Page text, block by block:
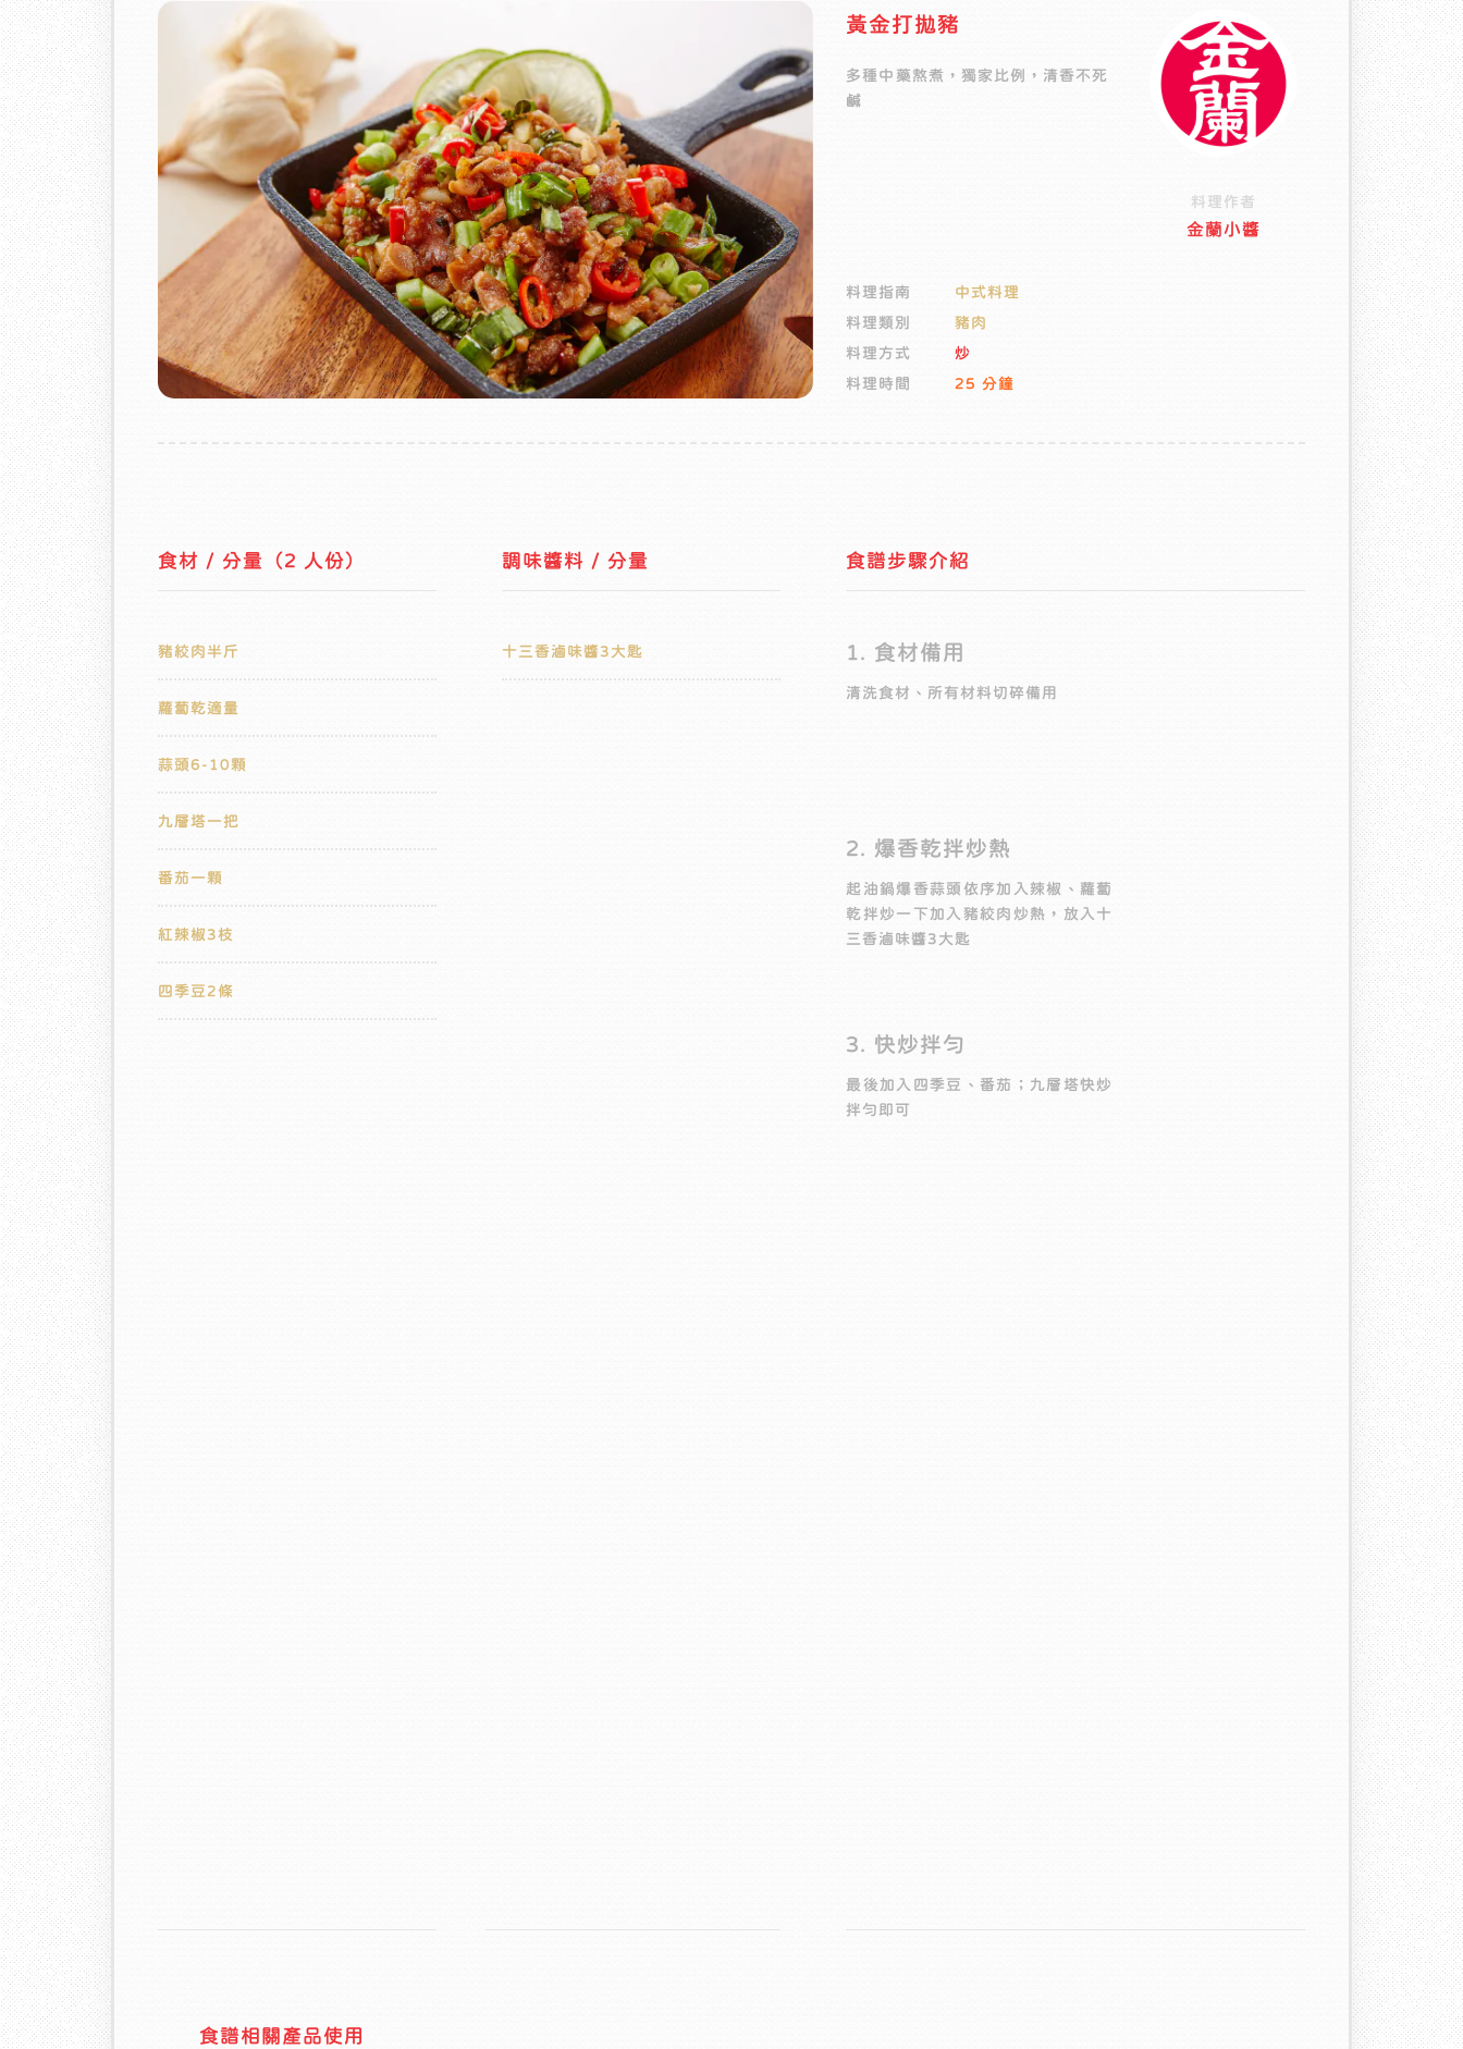
料理作者
金蘭小醬
黃金打拋豬
多種中藥熬煮，獨家比例，清香不死
鹹
料理指南
中式料理
料理類別
豬肉
料理方式
炒
料理時間
25 分鐘
食材 / 分量（2 人份）
豬絞肉半斤
蘿蔔乾適量
蒜頭6-10顆
九層塔一把
番茄一顆
紅辣椒3枝
四季豆2條
調味醬料 / 分量
十三香滷味醬3大匙
食譜步驟介紹
1. 食材備用
清洗食材、所有材料切碎備用
2. 爆香乾拌炒熱
起油鍋爆香蒜頭依序加入辣椒、蘿蔔
乾拌炒一下加入豬絞肉炒熱，放入十
三香滷味醬3大匙
3. 快炒拌勻
最後加入四季豆、番茄；九層塔快炒
拌勻即可
食譜相關產品使用